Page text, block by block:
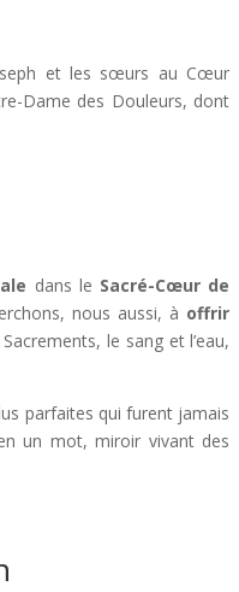
et les sœurs au Cœur
Dame des Douleurs, dont
dans le Sacré-Cœur de
nous aussi, à offrir
le sang et l’eau,
parfaites qui furent jamais
un mot, miroir vivant des